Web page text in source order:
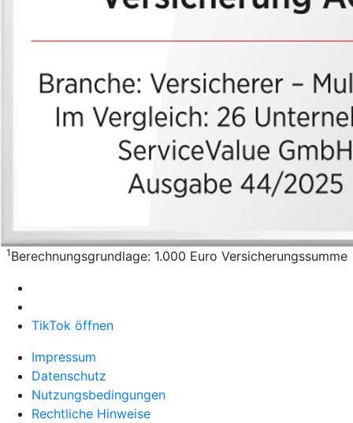
1 Berechnungsgrundlage: 1.000 Euro Versicherungssumme
TikTok öffnen
Impressum
Datenschutz
Nutzungsbedingungen
Rechtliche Hinweise